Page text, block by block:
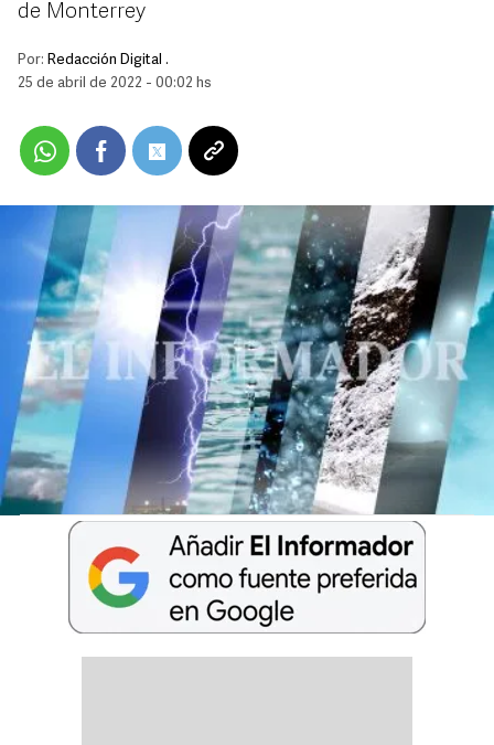
de Monterrey
Por: Redacción Digital .
25 de abril de 2022 - 00:02 hs